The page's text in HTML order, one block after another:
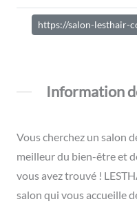
https://salon-lesthair-
Information
Vous cherchez un salon
meilleur du bien-être et
vous avez trouvé !
salon qui vous accueille